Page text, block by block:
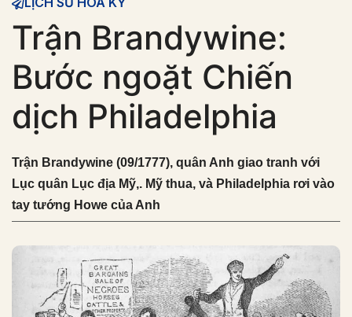
Trận Brandywine:
Bước ngoặt Chiến
dịch Philadelphia
Trận Brandywine (09/1777), quân Anh giao tranh với
Lục quân Lục địa Mỹ,. Mỹ thua, và Philadelphia rơi vào
tay tướng Howe của Anh